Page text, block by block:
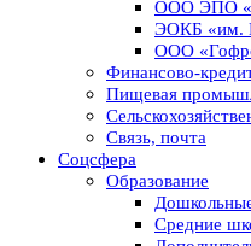
ООО ЭПО
ЭОКБ «им.
ООО
Финансово-
Пищевая
Связь, почта
Соцсфера
Образование
Средние